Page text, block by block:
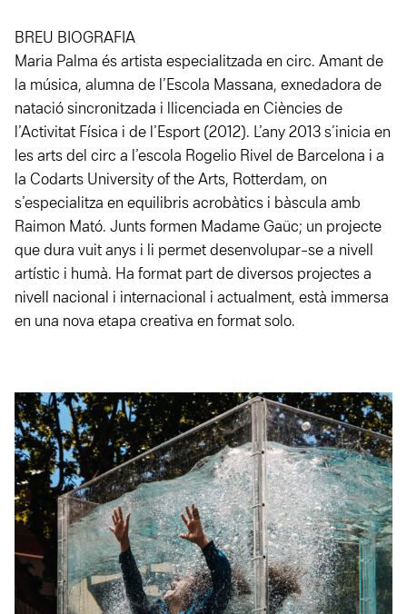
BREU BIOGRAFIA
Maria Palma és artista especialitzada en circ. Amant de
la música, alumna de l’Escola Massana, exnedadora de
natació sincronitzada i llicenciada en Ciències de
l’Activitat Física i de l’Esport (2012). L’any 2013 s’inicia en
les arts del circ a l’escola Rogelio Rivel de Barcelona i a
la Codarts University of the Arts, Rotterdam, on
s’especialitza en equilibris acrobàtics i bàscula amb
Raimon Mató. Junts formen Madame Gaüc; un projecte
que dura vuit anys i li permet desenvolupar-se a nivell
artístic i humà. Ha format part de diversos projectes a
nivell nacional i internacional i actualment, està immersa
en una nova etapa creativa en format solo.